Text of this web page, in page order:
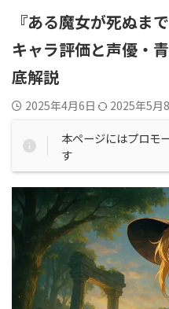
『ある魔女が死ぬま
キャラ評価と声優・
底解説
2025年4月6日 2025年5月
本ページにはプロモ
す